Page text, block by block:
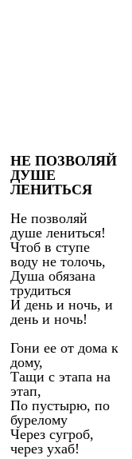
НЕ ПОЗВОЛЯЙ
ДУШЕ
ЛЕНИТЬСЯ
Не позволяй
душе лениться!
Чтоб в ступе
воду не толочь,
Душа обязана
трудиться
И день и ночь, и
день и ночь!
Гони ее от дома к
дому,
Тащи с этапа на
этап,
По пустырю, по
бурелому
Через сугроб,
через ухаб!